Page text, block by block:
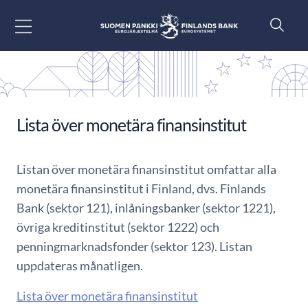
Lista över monetära finansinstitut
Listan över monetära finansinstitut omfattar alla
monetära finansinstitut i Finland, dvs. Finlands
Bank (sektor 121), inlåningsbanker (sektor 1221),
övriga kreditinstitut (sektor 1222) och
penningmarknadsfonder (sektor 123). Listan
uppdateras månatligen.
Lista över monetära finansinstitut​